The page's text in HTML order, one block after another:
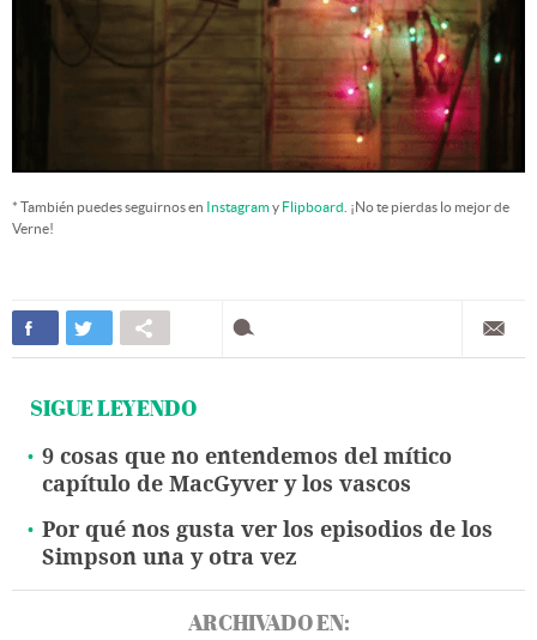
* También puedes seguirnos en Instagramy Flipboard . ¡No te pierdas lo mejor de
Verne!
SIGUE LEYENDO
9 cosas que no entendemos del mítico
capítulo de MacGyver y los vascos
Por qué nos gusta ver los episodios de los
Simpson una y otra vez
ARCHIVADO EN: